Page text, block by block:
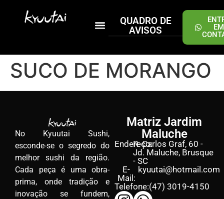
QUADRO DE
AVISOS
EM
SUCO DE MORANGO
No Kyuutai Sushi,
esconde-se o segredo do
melhor sushi da região.
Cada peça é uma obra-
prima, onde tradição e
inovação se fundem,
Matriz Jardim
Maluche
Endereço:
R. Carlos Graf, 60 -
Jd. Maluche, Brusque
- SC
E-
Mail:
kyuutai@hotmail.com
Telefone:(47) 3019-4150